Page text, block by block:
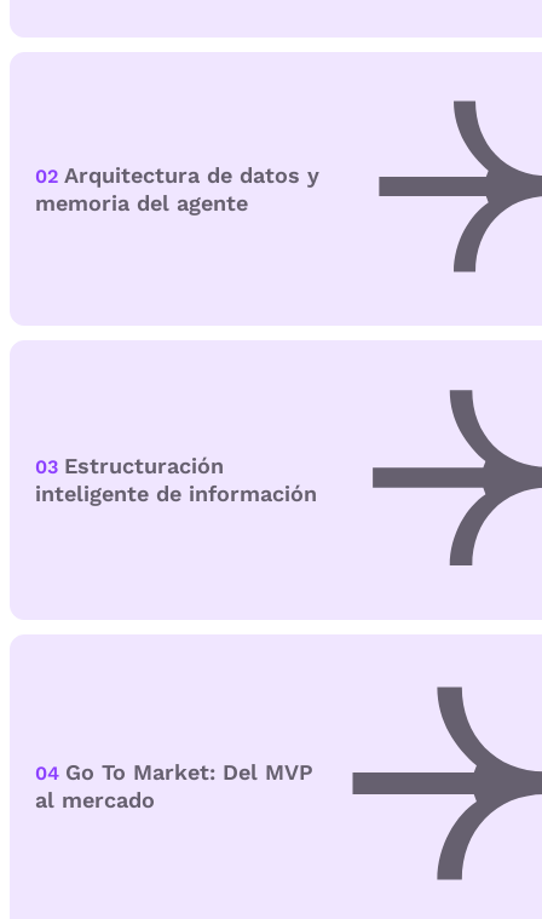
02 Arquitectura de datos y
memoria del agente
03 Estructuración
inteligente de información
04 Go To Market: Del MVP
al mercado